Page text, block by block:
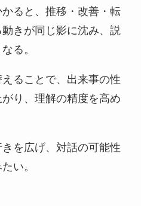
かると、推移・改善・転
きが同じ影に沈み、説
る。
ることで、出来事の性
り、理解の精度を高め
を広げ、対話の可能性
い。